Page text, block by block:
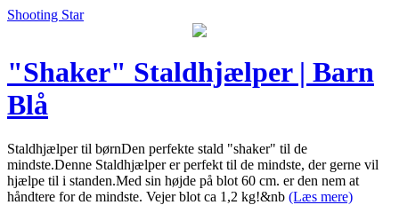
Shooting Star
"Shaker" Staldhjælper | Barn
Blå
Staldhjælper til børnDen perfekte stald "shaker" til de
mindste.Denne Staldhjælper er perfekt til de mindste, der gerne vil
hjælpe til i standen.Med sin højde på blot 60 cm. er den nem at
håndtere for de mindste. Vejer blot ca 1,2 kg!&nb (Læs mere)